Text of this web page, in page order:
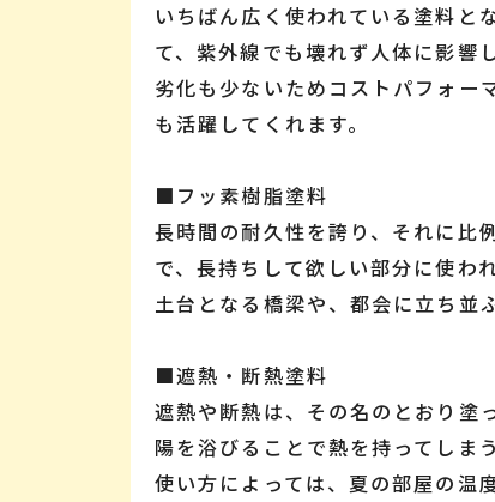
いちばん広く使われている塗料と
て、紫外線でも壊れず人体に影響
劣化も少ないためコストパフォー
も活躍してくれます。
■フッ素樹脂塗料
長時間の耐久性を誇り、それに比
で、長持ちして欲しい部分に使わ
土台となる橋梁や、都会に立ち並
■遮熱・断熱塗料
遮熱や断熱は、その名のとおり塗
陽を浴びることで熱を持ってしま
使い方によっては、夏の部屋の温